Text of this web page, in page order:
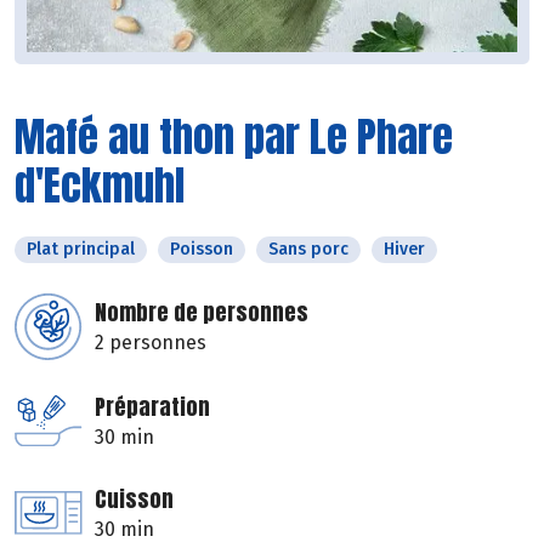
Mafé au thon par Le Phare
d'Eckmuhl
Plat principal Poisson Sans porc Hiver
Nombre de personnes
2 personnes
Préparation
30 min
Cuisson
30 min